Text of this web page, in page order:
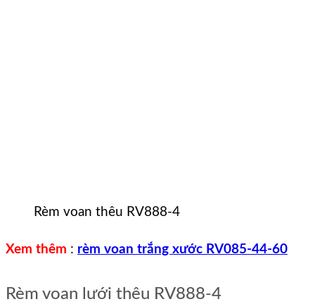
Rèm voan thêu RV888-4
Xem thêm : rèm voan trắng xước RV085-44-60
Rèm voan lưới thêu RV888-4